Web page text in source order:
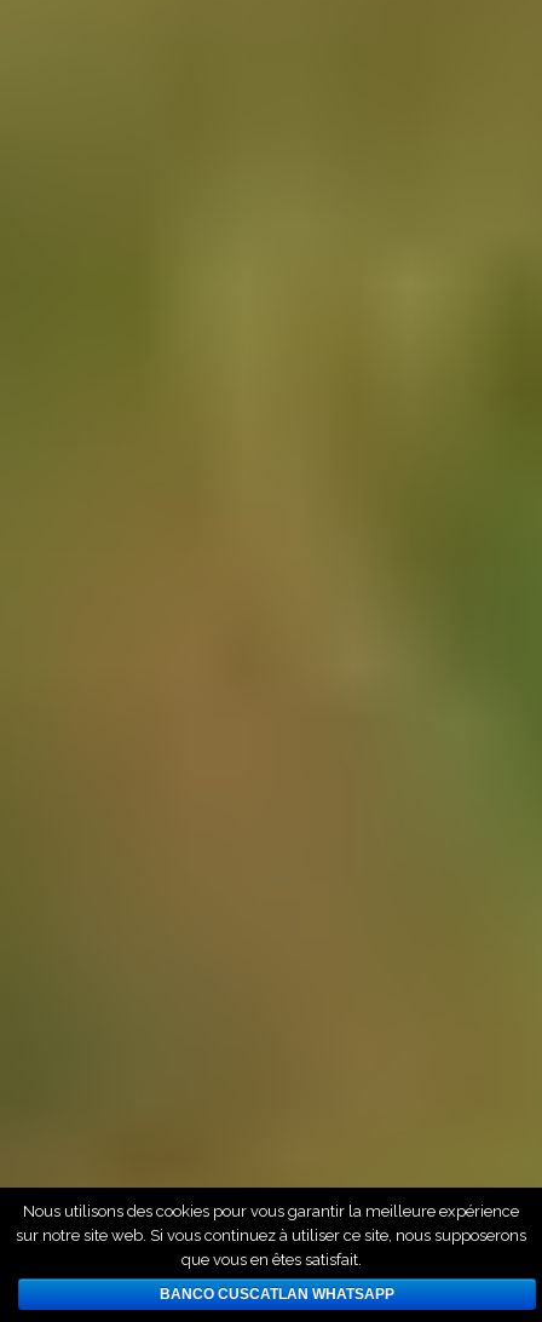
Nous utilisons des cookies pour vous garantir la meilleure expérience
sur notre site web. Si vous continuez à utiliser ce site, nous supposerons
que vous en êtes satisfait.
BANCO CUSCATLAN WHATSAPP